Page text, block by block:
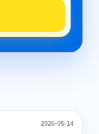
2026-05-14